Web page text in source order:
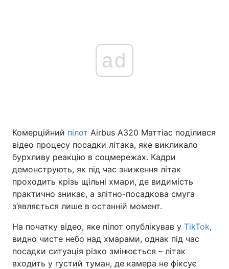
Економіка Світ
Спорт Наука
Техно і зв'язок Лайт
Зброя Інциденти
Здоров'я Туризм
ad
Комерційний пілот Airbus A320 Маттіас поділився
відео процесу посадки літака, яке викликало
бурхливу реакцію в соцмережах. Кадри
демонструють, як під час зниження літак
проходить крізь щільні хмари, де видимість
практично зникає, а злітно-посадкова смуга
з’являється лише в останній момент.
На початку відео, яке пілот опублікував у TikTok,
видно чисте небо над хмарами, однак під час
посадки ситуація різко змінюється – літак
входить у густий туман, де камера не фіксує